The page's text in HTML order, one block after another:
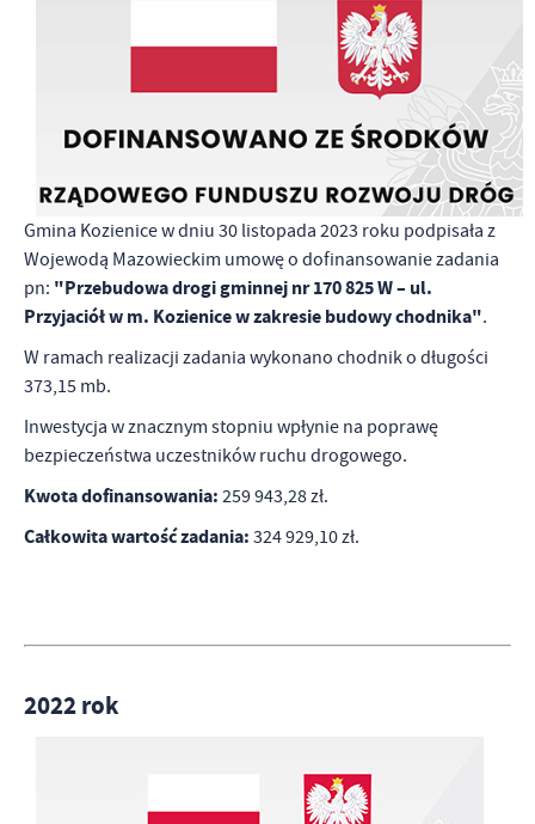
Gmina Kozienice w dniu 30 listopada 2023 roku podpisała z
Wojewodą Mazowieckim umowę o dofinansowanie zadania
pn: "Przebudowa drogi gminnej nr 170 825 W – ul.
Przyjaciół w m. Kozienice w zakresie budowy chodnika".
W ramach realizacji zadania wykonano chodnik o długości
373,15 mb.
Inwestycja w znacznym stopniu wpłynie na poprawę
bezpieczeństwa uczestników ruchu drogowego.
Kwota dofinansowania: 259 943,28 zł.
Całkowita wartość zadania: 324 929,10 zł.
2022 rok